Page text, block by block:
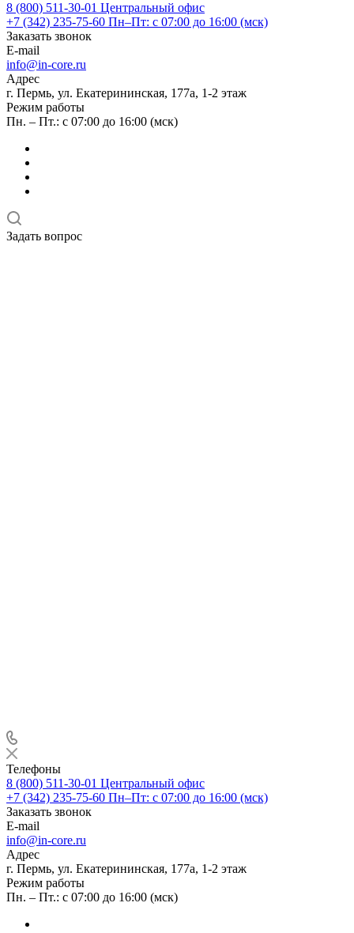
8 (800) 511-30-01 Центральный офис
+7 (342) 235-75-60 Пн–Пт: с 07:00 до 16:00 (мск)
Заказать звонок
E-mail
info@in-core.ru
Адрес
г. Пермь, ул. ​Екатерининская, 177а, ​1-2 этаж
Режим работы
Пн. – Пт.: с 07:00 до 16:00 (мск)
Задать вопрос
Телефоны
8 (800) 511-30-01 Центральный офис
+7 (342) 235-75-60 Пн–Пт: с 07:00 до 16:00 (мск)
Заказать звонок
E-mail
info@in-core.ru
Адрес
г. Пермь, ул. ​Екатерининская, 177а, ​1-2 этаж
Режим работы
Пн. – Пт.: с 07:00 до 16:00 (мск)